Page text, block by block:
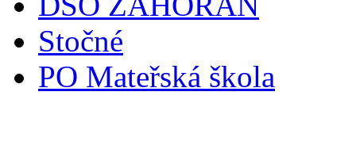
Stočné
PO Mateřská škola